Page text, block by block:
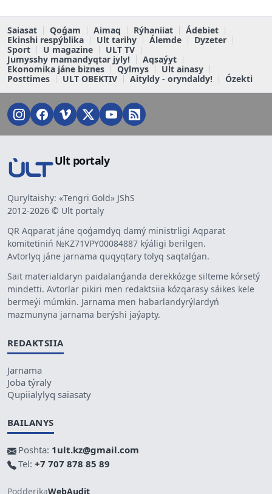
Saiasat Qoǵam Aimaq Rýhaniiat
Ádebiet
Ekinshi respýblika
Ult tarihy Álemde
Dyzeter
Sport
U magazine
ULT TV
Jumysshy mamandyqtar jyly!
Aqsaýyt
Ekonomika jáne biznes
Qylmys
Ult ainasy
Posttimes
ULT OBEKTIV Aityldy - oryndaldy! Ózekti
Ult portaly
Quryltaishy: «Tengri Gold» JShS
2012-2026 © Ult portaly
QR Aqparat jáne qoǵamdyq damý ministrligi Aqparat
komitetiniń №KZ71VPY00084887 kýáligi berilgen.
Avtorlyq jáne jarnama quqyqtary tolyq saqtalǵan.
Sait materialdaryn paidalanǵanda derekkózge silteme kórsetý
mindetti. Avtorlar pikiri men redaktsiia kózqarasy sáikes kele
bermeýi múmkin. Jarnama men habarlandyrýlardyń
mazmunyna jarnama berýshi jaýapty.
REDAKTSIIA
Jarnama
Joba týraly
Qupiialylyq saiasaty
BAILANYS
Poshta: 1ult.kz@gmail.com
Tel: +7 707 878 85 89
PodderjkaWebAudit